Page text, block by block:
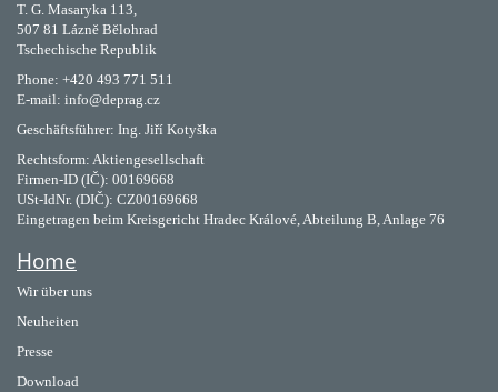
T. G. Masaryka 113,
507 81 Lázně Bělohrad
Tschechische Republik
Phone: +420 493 771 511
E-mail: info@deprag.cz
Geschäftsführer: Ing. Jiří Kotyška
Rechtsform: Aktiengesellschaft
Firmen-ID (IČ): 00169668
USt-IdNr. (DIČ): CZ00169668
Eingetragen beim Kreisgericht Hradec Králové, Abteilung B, Anlage 76
Home
Wir über uns
Neuheiten
Presse
Download